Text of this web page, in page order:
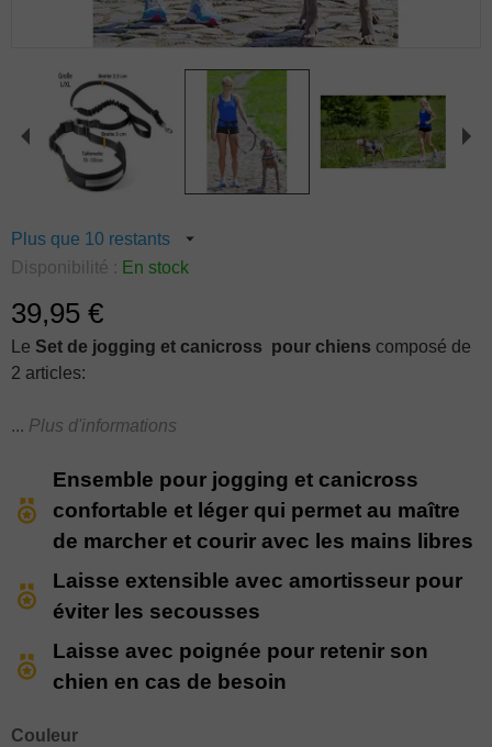
Plus que 10 restants
Nom du produit
Set de jogging 2-en-1 ceinture+laisse pour courir
Disponibilité : En stock
39,95 €
Le Set de jogging et canicross pour chiens composé de
2 articles:
réglable de 70 à 130 cm, munie d'une bande
réfléchissante pour une meilleure visibilité.
une laisse avec amortisseur noire de 120-150 cm
avec poignée pour retenir son chien rapidement
Laceinture de jogging et canicrosspermet au maître de
marcher et courir avec lesmains libres
recommandée pour la randonnée, la course, le jogging et
les balades quotidiennes avec votre chien. Concue dans
légère
Plus d'informations
Ensemble pour jogging et canicross
confortable et léger qui permet au maître
de marcher et courir avec les mains libres
Laisse extensible avec amortisseur pour
éviter les secousses
Laisse avec poignée pour retenir son
chien en cas de besoin
Couleur